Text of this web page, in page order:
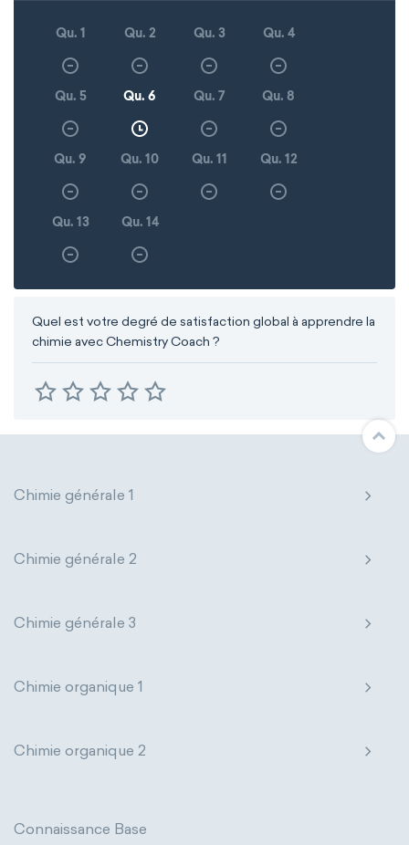
Qu. 1 Qu. 2 Qu. 3 Qu. 4
Qu. 5 Qu. 6 Qu. 7 Qu. 8
Qu. 9 Qu. 10 Qu. 11 Qu. 12
Qu. 13 Qu. 14
Quel est votre degré de satisfaction global à apprendre la
chimie avec Chemistry Coach ?
Chimie générale 1
Chimie générale 2
Chimie générale 3
Chimie organique 1
Chimie organique 2
Connaissance Base